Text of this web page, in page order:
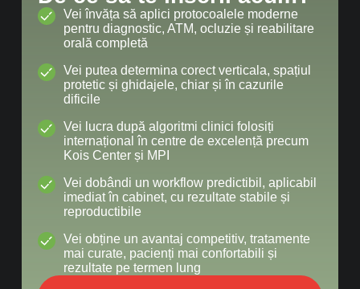
Vei învăța să aplici protocoalele moderne
pentru diagnostic, ATM, ocluzie și reabilitare
orală completă
Vei putea determina corect verticala, spațiul
protetic și ghidajele, chiar și în cazurile
dificile
Vei lucra după algoritmi clinici folosiți
internațional în centre de excelență precum
Kois Center și MPI
Vei dobândi un workflow predictibil, aplicabil
imediat în cabinet, cu rezultate stabile și
reproductibile
Vei obține un avantaj competitiv, tratamente
mai curate, pacienți mai confortabili și
rezultate pe termen lung